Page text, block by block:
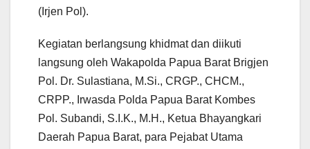
(Irjen Pol).
Kegiatan berlangsung khidmat dan diikuti
langsung oleh Wakapolda Papua Barat Brigjen
Pol. Dr. Sulastiana, M.Si., CRGP., CHCM.,
CRPP., Irwasda Polda Papua Barat Kombes
Pol. Subandi, S.I.K., M.H., Ketua Bhayangkari
Daerah Papua Barat, para Pejabat Utama